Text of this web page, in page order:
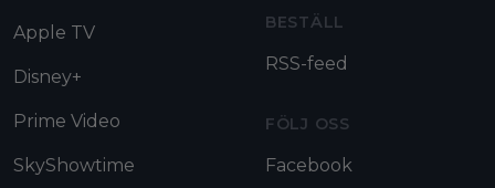
Apple TV
Disney+
Prime Video
SkyShowtime
BESTÄLL
RSS-feed
FÖLJ OSS
Facebook